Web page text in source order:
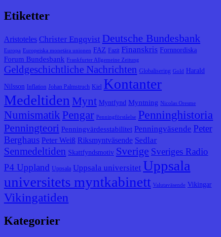
Etiketter
Aristoteles Christer Engqvist Deutsche Bundesbank
Europa Europeiska monetära unionen FAZ Fazit Finanskris Fornnordiska
Forum Bundesbank Frankfurter Allgemeine Zeitung
Geldgeschichtliche Nachrichten Globalisering Gold Harald
Nilsson Inflation Johan Palmstruch Kiel Kontanter
Medeltiden Mynt Myntfynd Myntning Nicolas Oresme
Numismatik Pengar Penningförståelse Penninghistoria
Penningteori Penningvärdesstabilitet Penningväsende Peter
Berghaus Peter Weiß Riksmyntväsende Sedlar
Senmedeltiden Skattfyndsmotiv Sverige Sveriges Radio
P4 Uppland Uppsala Uppsala universitet Uppsala
universitets myntkabinett Valutaväsende Vikingar
Vikingatiden
Kategorier